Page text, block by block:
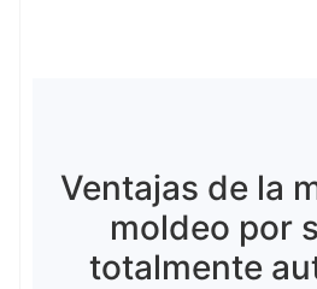
Ventajas de la
moldeo por
totalmente